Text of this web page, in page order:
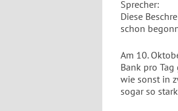
Sprecher:
Diese
schon
Am 10.
Bank pro
wie sonst in
sogar so